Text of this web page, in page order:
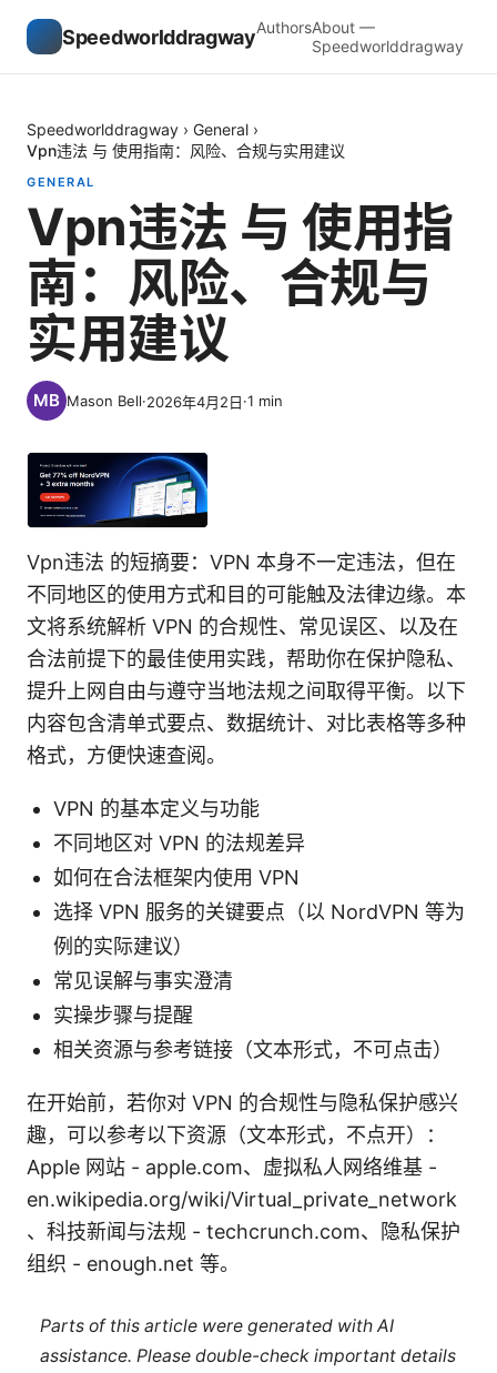
SpeedworlddragwayAuthorsAbout —
Speedworlddragway
Speedworlddragway › General ›
Vpn违法 与 使用指南：风险、合规与实用建议
GENERAL
Vpn违法 与 使用指
南：风险、合规与
实用建议
Mason Bell·2026年4月2日·1 min
Vpn违法 的短摘要：VPN 本身不一定违法，但在
不同地区的使用方式和目的可能触及法律边缘。本
文将系统解析 VPN 的合规性、常见误区、以及在
合法前提下的最佳使用实践，帮助你在保护隐私、
提升上网自由与遵守当地法规之间取得平衡。以下
内容包含清单式要点、数据统计、对比表格等多种
格式，方便快速查阅。
VPN 的基本定义与功能
不同地区对 VPN 的法规差异
如何在合法框架内使用 VPN
选择 VPN 服务的关键要点（以 NordVPN 等为
例的实际建议）
常见误解与事实澄清
实操步骤与提醒
相关资源与参考链接（文本形式，不可点击）
在开始前，若你对 VPN 的合规性与隐私保护感兴
趣，可以参考以下资源（文本形式，不点开）：
Apple 网站 - apple.com、虚拟私人网络维基 -
en.wikipedia.org/wiki/Virtual_private_network
、科技新闻与法规 - techcrunch.com、隐私保护
组织 - enough.net 等。
Parts of this article were generated with AI
assistance. Please double-check important details